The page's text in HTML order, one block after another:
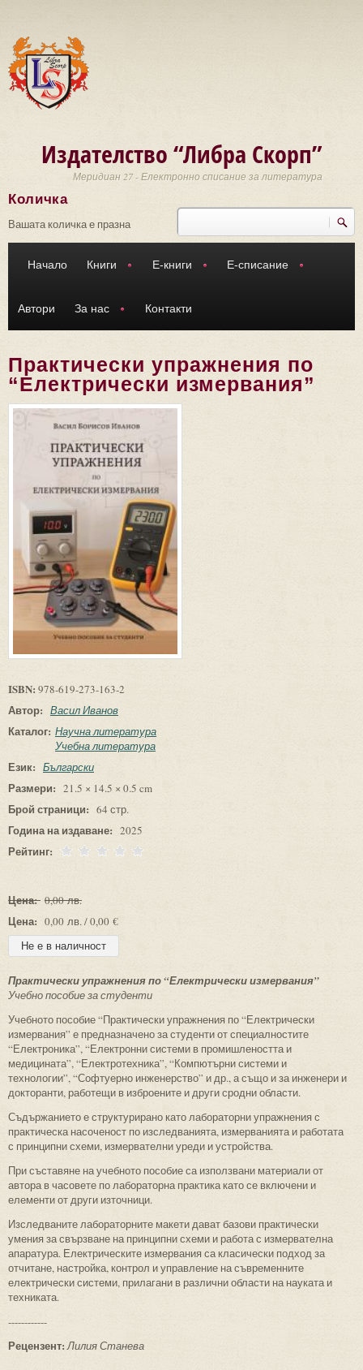
Издателство “Либра Скорп”
Меридиан 27 - Електронно списание за литература
Търси
Количка
Вашата количка е празна
Начало Книги Е-книги Е-списание
Автори За нас Контакти
Практически упражнения по
“Електрически измервания”
ISBN: 978-619-273-163-2
Автор: Васил Иванов
Каталог: Научна литература
Учебна литература
Език: Български
Размери: 21.5 × 14.5 × 0.5 cm
Брой страници: 64 стр.
Година на издаване: 2025
Рейтинг:
Цена: 0,00 лв.
Цена: 0,00 лв. / 0,00 €
Практически упражнения по “Електрически измервания”
Учебно пособие за студенти
Учебното пособие “Практически упражнения по “Електрически
измервания” е предназначено за студенти от специалностите
“Електроника”, “Електронни системи в промишлеността и
медицината”, “Електротехника”, “Компютърни системи и
технологии”, “Софтуерно инженерство” и др., а също и за инженери и
докторанти, работещи в изброените и други сродни области.
Съдържанието е структурирано като лабораторни упражнения с
практическа насоченост по изследванията, измерванията и работата
с принципни схеми, измервателни уреди и устройства.
При съставяне на учебното пособие са използвани материали от
автора в часовете по лабораторна практика като се включени и
елементи от други източници.
Изследваните лабораторните макети дават базови практически
умения за свързване на принципни схеми и работа с измервателна
апаратура. Електрическите измервания са класически подход за
отчитане, настройка, контрол и управление на съвременните
електрически системи, прилагани в различни области на науката и
техниката.
------------
Рецензент: Лилия Станева